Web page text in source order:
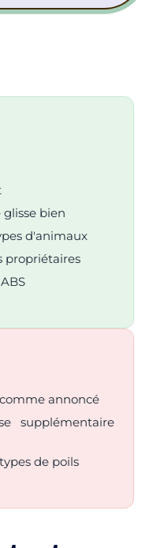
bien
d'animaux
propriétaires
annoncé
supplémentaire
de poils